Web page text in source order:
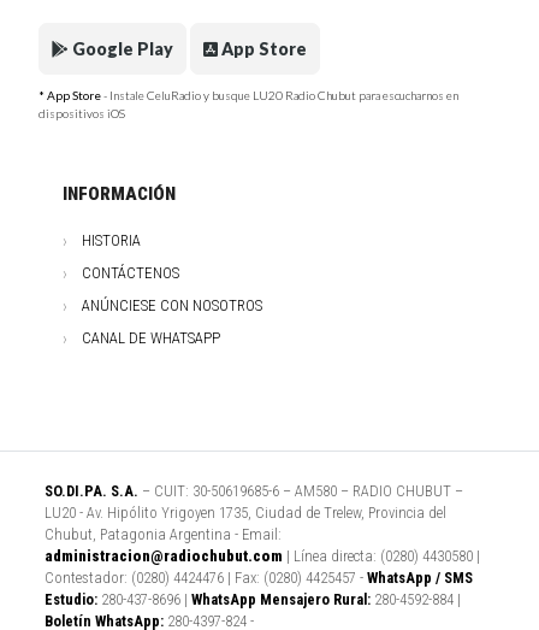
Google Play App Store
* App Store- Instale CeluRadio y busque LU20 Radio Chubut para escucharnos en
dispositivos iOS
INFORMACIÓN
HISTORIA
CONTÁCTENOS
ANÚNCIESE CON NOSOTROS
CANAL DE WHATSAPP
SO.DI.PA. S.A. – CUIT: 30-50619685-6 – AM580 – RADIO CHUBUT –
LU20 - Av. Hipólito Yrigoyen 1735, Ciudad de Trelew, Provincia del
Chubut, Patagonia Argentina - Email:
administracion@radiochubut.com | Línea directa: (0280) 4430580 |
Contestador: (0280) 4424476 | Fax: (0280) 4425457 - WhatsApp / SMS
Estudio: 280-437-8696 | WhatsApp Mensajero Rural: 280-4592-884 |
Boletín WhatsApp: 280-4397-824 -